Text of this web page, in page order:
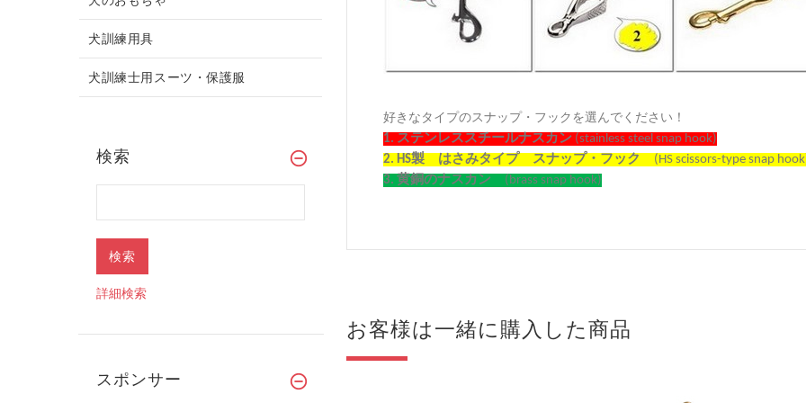
好きなタイプのスナップ・フックを選んでください！
1. ステンレススチールナスカン (stainless steel snap hook)
2. HS製 はさみタイプ スナップ・フック (HS scissors-type snap
3. 黄銅のナスカン (brass snap hook)
お客様は一緒に購入した商品
犬訓練用具
犬訓練士用スーツ・保護服
検索
詳細検索
スポンサー